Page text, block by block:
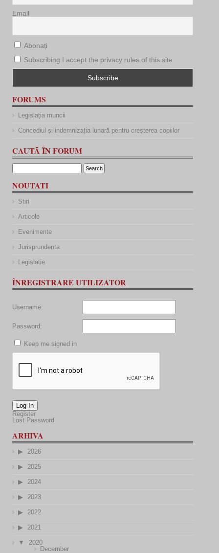
Email
Abonați
Subscribing I accept the privacy rules of this site
FORUMS
Legislația muncii
Concediul și indemnizația lunară pentru creșterea copiilor
CAUTĂ ÎN FORUM
NOUTATI
Stiri
Articole
Evenimente
Jurisprundenta
Legislatie
ÎNREGISTRARE UTILIZATOR
Username:
Password:
Keep me signed in
Log In
Register
Lost Password
ARHIVA
2026
2025
2024
2023
2022
2021
2020
December